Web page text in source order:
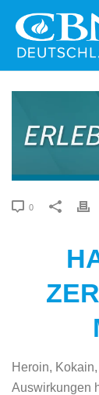
0
Heroin,
Auswirkungen